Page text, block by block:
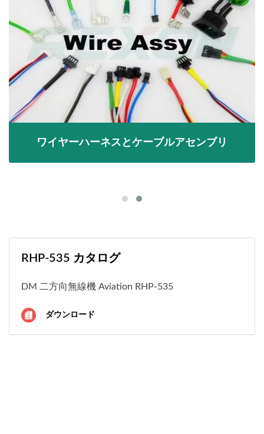
ワイヤーハーネスとケーブルアセンブリ
RHP-535 カタログ
DM 二方向無線機 Aviation RHP-535
ダウンロード